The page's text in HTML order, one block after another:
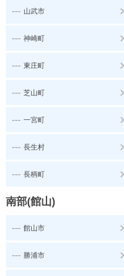
--- 山武市
--- 神崎町
--- 東庄町
--- 芝山町
--- 一宮町
--- 長生村
--- 長柄町
南部(館山)
--- 館山市
--- 勝浦市